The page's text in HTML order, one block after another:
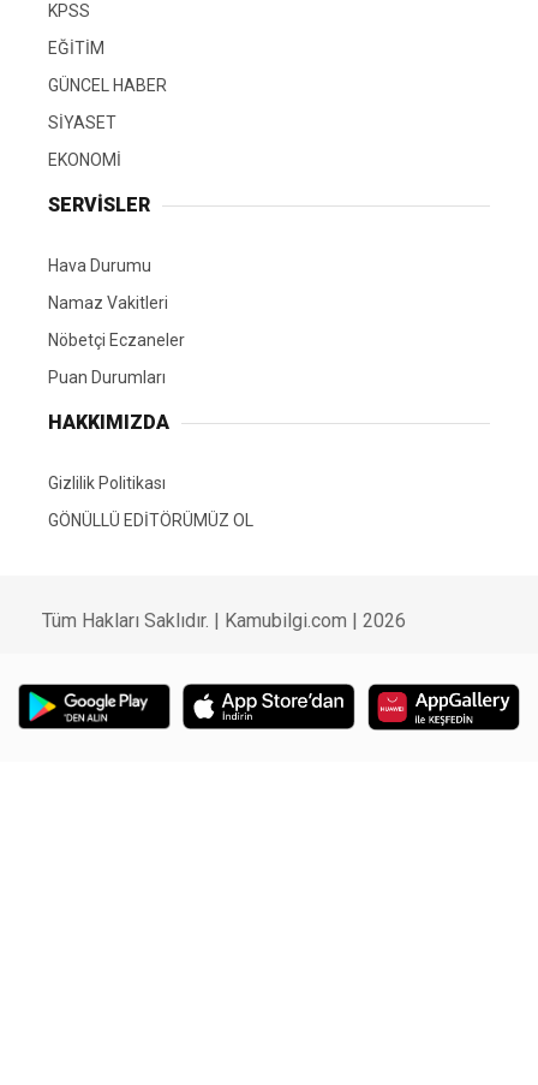
KPSS
EĞİTİM
GÜNCEL HABER
SİYASET
EKONOMİ
SERVİSLER
Hava Durumu
Namaz Vakitleri
Nöbetçi Eczaneler
Puan Durumları
HAKKIMIZDA
Gizlilik Politikası
GÖNÜLLÜ EDİTÖRÜMÜZ OL
Tüm Hakları Saklıdır. | Kamubilgi.com | 2026